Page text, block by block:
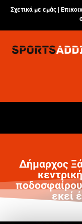
Σχετικά με εμάς |
Δήμαρχος
εκεί